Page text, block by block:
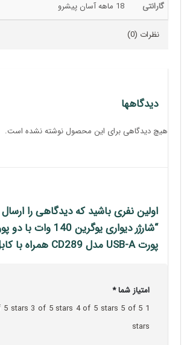
گارانتی 18 ماهه آسان پیشرو
نظرات (0)
دیدگاهها
هیچ دیدگاهی برای این محصول نوشته نشده است.
اولین نفری باشید که دیدگاهی را
پورت USB-A مدل CD289 همراه با کابل USB-C”
امتیاز شما*
1 of 5 stars
5 stars 3 of 5 stars 4 of 5 stars 5 of 5
stars